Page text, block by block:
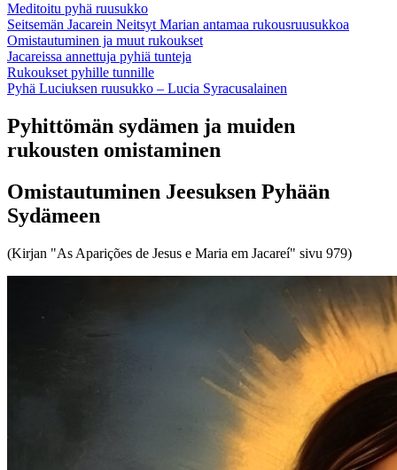
Meditoitu pyhä ruusukko
Seitsemän Jacarein Neitsyt Marian antamaa rukousruusukkoa
Omistautuminen ja muut rukoukset
Jacareissa annettuja pyhiä tunteja
Rukoukset pyhille tunnille
Pyhä Luciuksen ruusukko – Lucia Syracusalainen
Pyhittömän sydämen ja muiden
rukousten omistaminen
Omistautuminen Jeesuksen Pyhään
Sydämeen
(Kirjan "As Aparições de Jesus e Maria em Jacareí" sivu 979)